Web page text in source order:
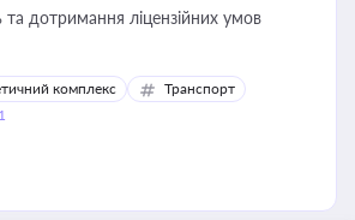
та дотримання ліцензійних умов
комплекс
Транспорт